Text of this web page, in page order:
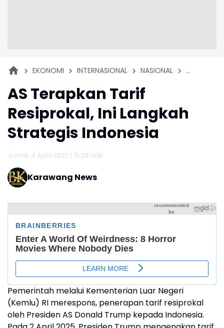
EKONOMI INTERNASIONAL NASIONAL PERISTIWA
AS Terapkan Tarif
Resiprokal, Ini Langkah
Strategis Indonesia
Jumat, 4 April 2025 | 15:26 WIB
Karawang News
Pemerintah melalui Kementerian Luar Negeri
(Kemlu) RI merespons, penerapan tarif resiprokal
oleh Presiden AS Donald Trump kepada Indonesia.